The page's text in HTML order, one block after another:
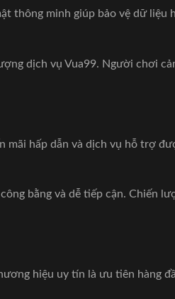
thông minh giúp bảo vệ dữ liệu
dịch vụ Vua99. Người chơi
hấp dẫn và dịch vụ hỗ trợ
bằng và dễ tiếp cận. Chiến
hiệu uy tín là ưu tiên hàng